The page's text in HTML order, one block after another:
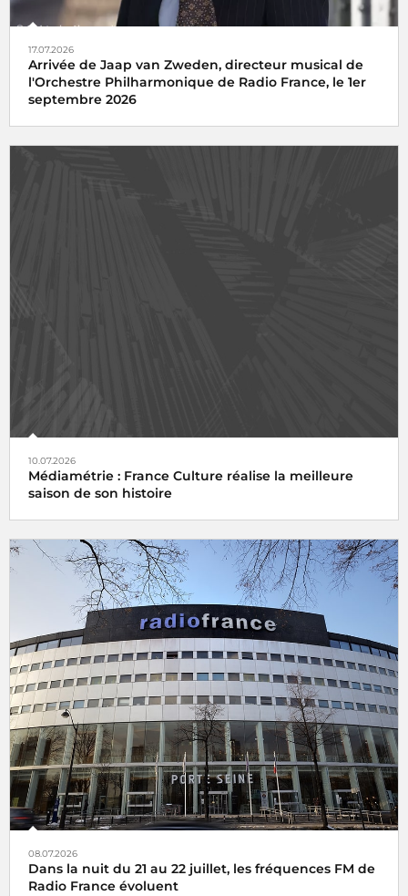
17.07.2026
Arrivée de Jaap van Zweden, directeur musical de
l'Orchestre Philharmonique de Radio France, le 1er
septembre 2026
10.07.2026
Médiamétrie : France Culture réalise la meilleure
saison de son histoire
08.07.2026
Dans la nuit du 21 au 22 juillet, les fréquences FM de
Radio France évoluent